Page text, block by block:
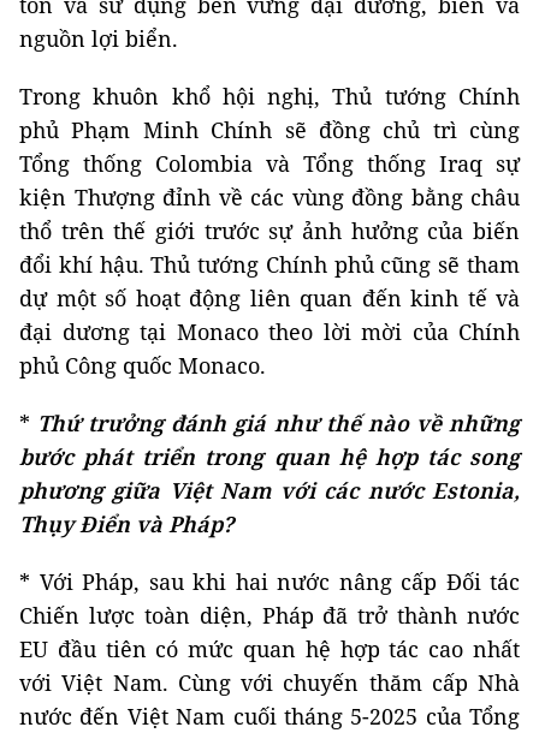
nguồn lợi biển.
Trong khuôn khổ hội nghị, Thủ tướng Chính
phủ Phạm Minh Chính sẽ đồng chủ trì cùng
Tổng thống Colombia và Tổng thống Iraq sự
kiện Thượng đỉnh về các vùng đồng bằng châu
thổ trên thế giới trước sự ảnh hưởng của biến
đổi khí hậu. Thủ tướng Chính phủ cũng sẽ tham
dự một số hoạt động liên quan đến kinh tế và
đại dương tại Monaco theo lời mời của Chính
phủ Công quốc Monaco.
* Thứ trưởng đánh giá như thế nào về những
bước phát triển trong quan hệ hợp tác song
phương giữa Việt Nam với các nước Estonia,
Thụy Điển và Pháp?
* Với Pháp, sau khi hai nước nâng cấp Đối tác
Chiến lược toàn diện, Pháp đã trở thành nước
EU đầu tiên có mức quan hệ hợp tác cao nhất
với Việt Nam. Cùng với chuyến thăm cấp Nhà
nước đến Việt Nam cuối tháng 5-2025 của Tổng